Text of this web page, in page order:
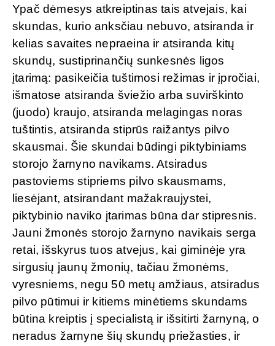
Ypač dėmesys atkreiptinas tais atvejais, kai
skundas, kurio anksčiau nebuvo, atsiranda ir
kelias savaites nepraeina ir atsiranda kitų
skundų, sustiprinančių sunkesnės ligos
įtarimą: pasikeičia tuštimosi režimas ir įpročiai,
išmatose atsiranda šviežio arba suvirškinto
(juodo) kraujo, atsiranda melagingas noras
tuštintis, atsiranda stiprūs raižantys pilvo
skausmai. Šie skundai būdingi piktybiniams
storojo žarnyno navikams. Atsiradus
pastoviems stipriems pilvo skausmams,
liesėjant, atsirandant mažakraujystei,
piktybinio naviko įtarimas būna dar stipresnis.
Jauni žmonės storojo žarnyno navikais serga
retai, išskyrus tuos atvejus, kai giminėje yra
sirgusių jaunų žmonių, tačiau žmonėms,
vyresniems, negu 50 metų amžiaus, atsiradus
pilvo pūtimui ir kitiems minėtiems skundams
būtina kreiptis į specialistą ir išsitirti žarnyną, o
neradus žarnyne šių skundų priežasties, ir